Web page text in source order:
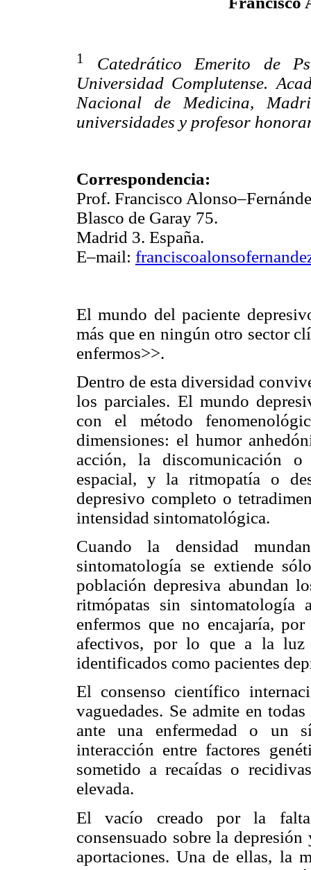
1
Catedrático Emerito de
Universidad Complutense.
Nacional de Medicina,
universidades y profesor
Correspondencia:
Prof. Francisco
Blasco de Garay 75.
Madrid 3. España.
E–mail:
El mundo del paciente
más que en ningún otro sector
enfermos>>.
Dentro de esta diversidad
los parciales. El mundo
con el método
dimensiones: el humor
acción, la discomunicación
espacial, y la ritmopatía o
depresivo completo o
intensidad sintomatológica.
Cuando la densidad
sintomatología se extiende
población depresiva abundan
ritmópatas sin
enfermos que no encajaría,
afectivos, por lo que a la luz
identificados como pacientes
El consenso científico
vaguedades. Se admite en
ante una enfermedad o un
interacción entre factores
sometido a recaídas o
elevada.
El vacío creado por la
consensuado sobre la
aportaciones. Una de ellas, la